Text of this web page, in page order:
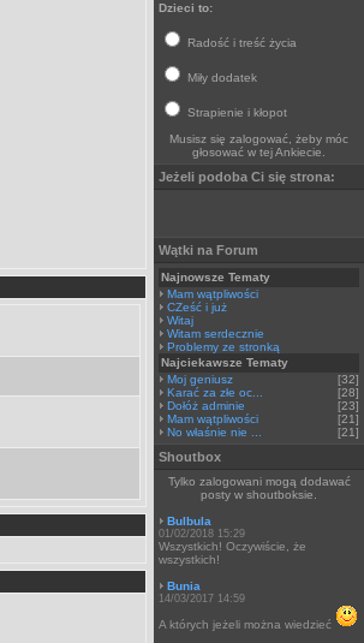
Dzieci to:
Radość i treść życia
Miły dodatek
Strapienie i kłopot
Musisz się zalogować, żeby móc
głosować w tej Ankiecie.
Jeżeli podoba Ci się strona:
Wątki na Forum
Najnowsze Tematy
Mam wątpliwości
CZeść i już
Witaj
Witam serdecznie
Problemy ze stronką
Najciekawsze Tematy
Moj geniusz
[32]
Karać za złe oc...
[28]
Dołóż adminie
[23]
Mam wątpliwości
[21]
No właśnie nie ...
[21]
Shoutbox
Tylko zalogowani mogą dodawać
posty w shoutboksie.
Bulbula
01/02/2018 15:29
Wszystkich! Oczywiście, że
wszystkich!
Bunia
14/03/2017 14:59
A których jeżeli można wiedzieć